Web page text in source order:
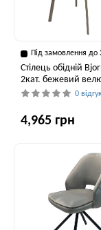
Під замовлення до
Стілець обідній
2кат. бежевий
0
4,965 грн